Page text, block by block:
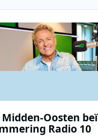
Oosten
Radio 10